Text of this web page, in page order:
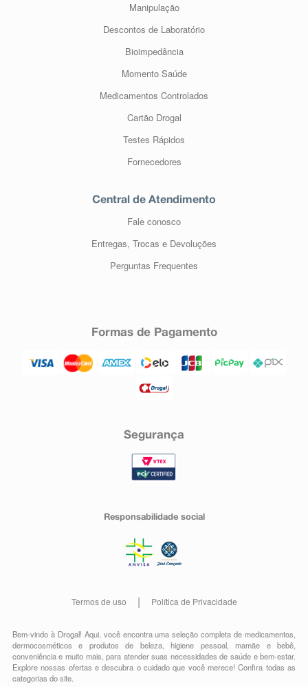
Manipulação
Descontos de Laboratório
Bioimpedância
Momento Saúde
Medicamentos Controlados
Cartão Drogal
Testes Rápidos
Fornecedores
Central de Atendimento
Fale conosco
Entregas, Trocas e Devoluções
Perguntas Frequentes
Formas de Pagamento
Segurança
Responsabilidade social
Termos de uso Política de Privacidade
Bem-vindo à Drogal! Aqui, você encontra uma seleção completa demedicamentos
dermocosméticos e produtos de beleza,higiene pessoal,mamãe e bebê
conveniênciae muito mais, para atender suas necessidades de saúde e bem-estar.
Explore nossas ofertas e descubra o cuidado que você merece!Confira todas as
categorias do site.